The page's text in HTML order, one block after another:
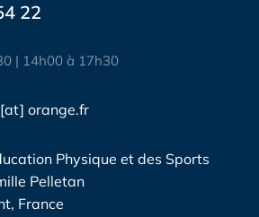
22
| 14h00 à 17h30
orange.fr
Physique et des Sports
Pelletan
France